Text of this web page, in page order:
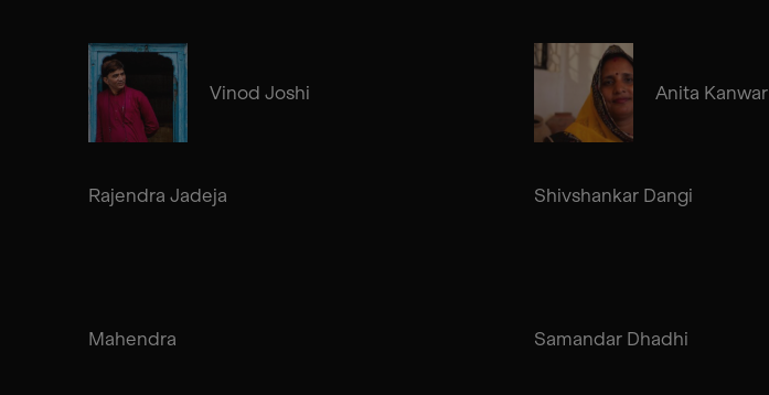
Vinod Joshi Anita Kanwar
Rajendra Jadeja
Shivshankar Dangi
Mahendra
Samandar Dhadhi